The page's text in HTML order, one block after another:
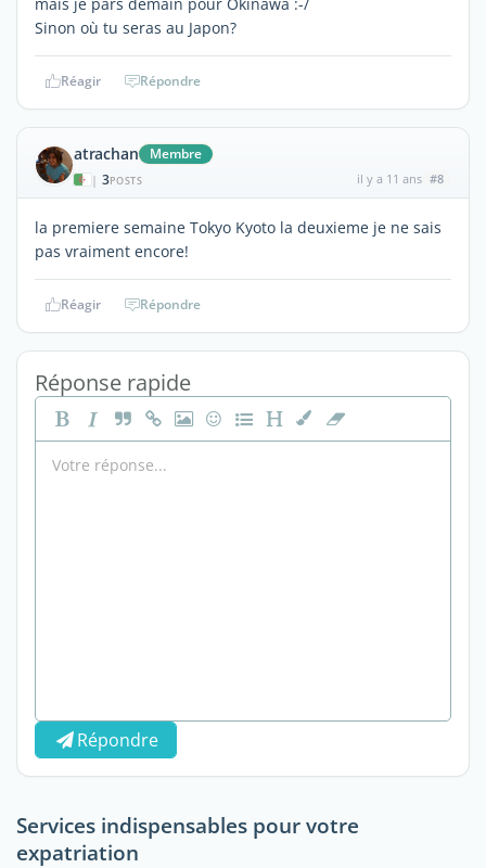
Sinon où tu seras au Japon?
Réagir Répondre
atrachan Membre
| 3POSTS il y a 11 ans #8
la premiere semaine Tokyo Kyoto la deuxieme je ne sais
pas vraiment encore!
Réagir Répondre
Réponse rapide
Répondre
Services indispensables pour votre
expatriation